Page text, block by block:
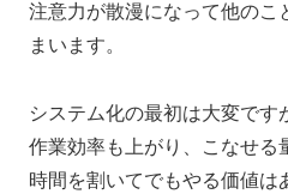
注意力が散漫になって他のこ
まいます。
システム化の最初は大変で
作業効率も上がり、こなせる
時間を割いてでもやる価値は